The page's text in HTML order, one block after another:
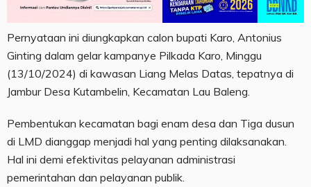
Pernyataan ini diungkapkan calon bupati Karo, Antonius
Ginting dalam gelar kampanye Pilkada Karo, Minggu
(13/10/2024) di kawasan Liang Melas Datas, tepatnya di
Jambur Desa Kutambelin, Kecamatan Lau Baleng.
Pembentukan kecamatan bagi enam desa dan Tiga dusun
di LMD dianggap menjadi hal yang penting dilaksanakan.
Hal ini demi efektivitas pelayanan administrasi
pemerintahan dan pelayanan publik.